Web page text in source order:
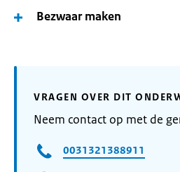
Bezwaar maken
VRAGEN OVER DIT
Neem contact op met de
0031321388911